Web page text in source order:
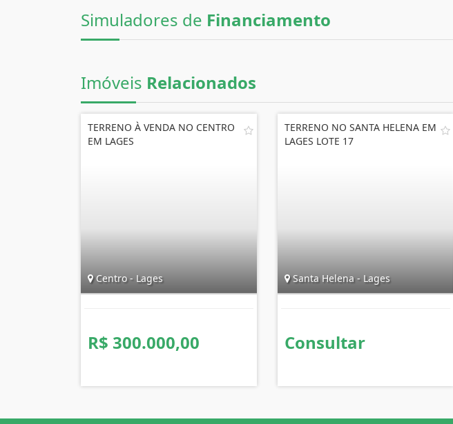
Simuladores de Financiamento
Imóveis Relacionados
TERRENO À VENDA NO CENTRO
EM LAGES
Centro - Lages
R$ 300.000,00
TERRENO NO SANTA HELENA EM
LAGES LOTE 17
Santa Helena - Lages
Consultar